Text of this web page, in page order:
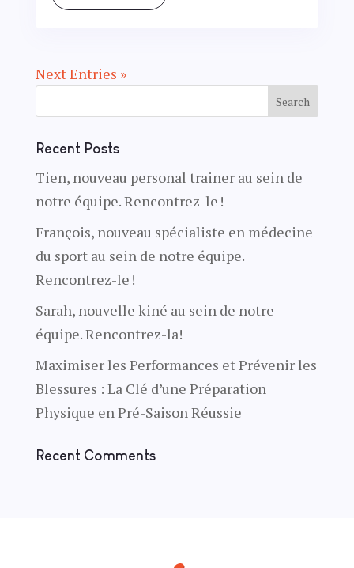
Next Entries »
Recent Posts
Tien, nouveau personal trainer au sein de
notre équipe. Rencontrez-le !
François, nouveau spécialiste en médecine
du sport au sein de notre équipe.
Rencontrez-le !
Sarah, nouvelle kiné au sein de notre
équipe. Rencontrez-la!
Maximiser les Performances et Prévenir les
Blessures : La Clé d’une Préparation
Physique en Pré-Saison Réussie
Recent Comments